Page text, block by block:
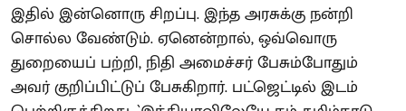
இதில் இன்னொரு சிறப்பு. இந்த அரசுக்கு நன்றி
சொல்ல வேண்டும். ஏனென்றால், ஒவ்வொரு
துறையைப் பற்றி, நிதி அமைச்சர் பேசும்போதும்
அவர் குறிப்பிட்டுப் பேசுகிறார். பட்ஜெட்டில் இடம்